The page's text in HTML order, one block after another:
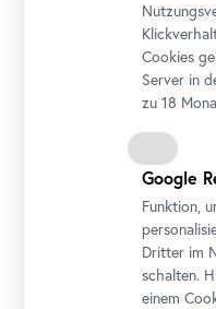
Cookies
Server in
zu 18
Google
Funktion,
Dritter im
schalten.
einem